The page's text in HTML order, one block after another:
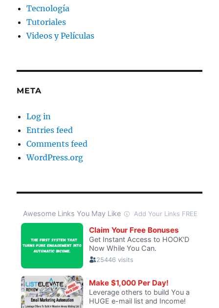
Tecnología
Tutoriales
Videos y Películas
META
Log in
Entries feed
Comments feed
WordPress.org